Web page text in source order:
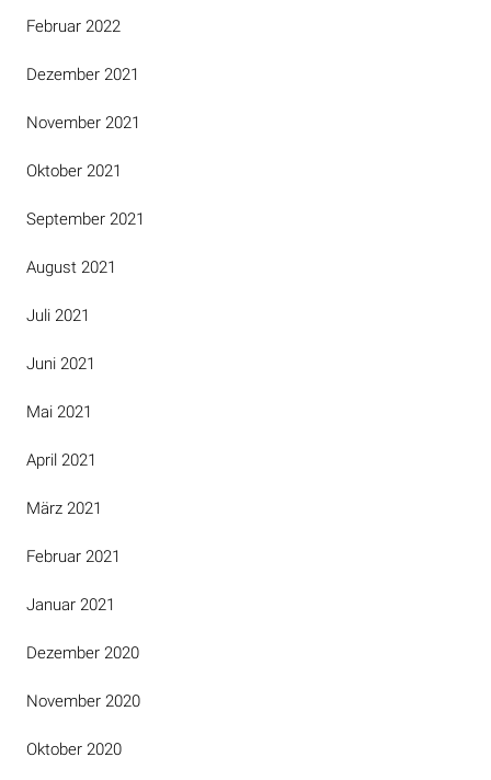
Februar 2022
Dezember 2021
November 2021
Oktober 2021
September 2021
August 2021
Juli 2021
Juni 2021
Mai 2021
April 2021
März 2021
Februar 2021
Januar 2021
Dezember 2020
November 2020
Oktober 2020